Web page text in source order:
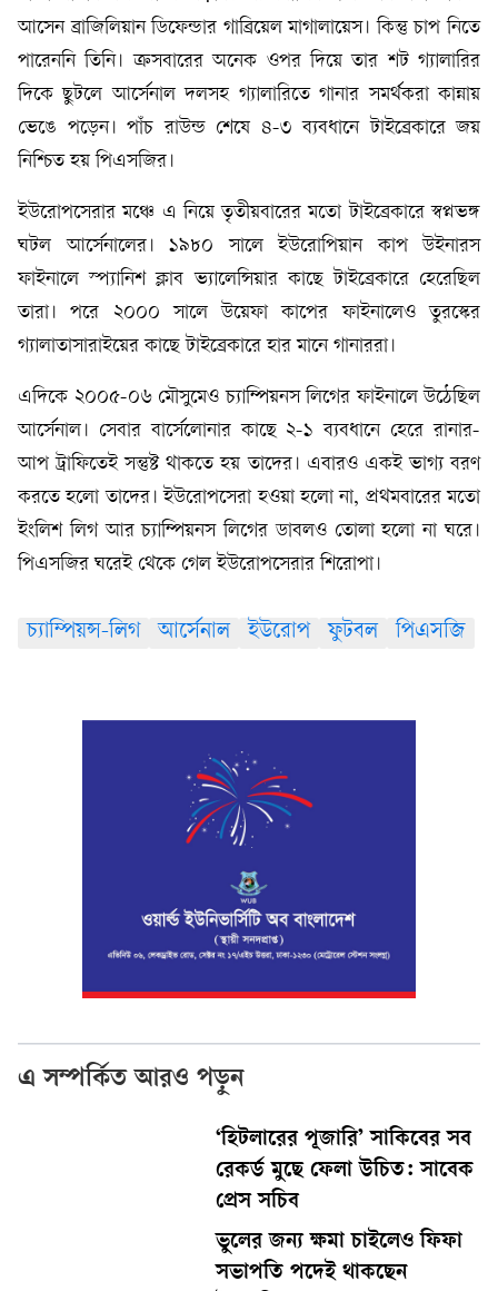
আসেন ব্রাজিলিয়ান ডিফেন্ডার গাব্রিয়েল মাগালায়েস। কিন্তু চাপ নিতে
পারেননি তিনি। ক্রসবারের অনেক ওপর দিয়ে তার শট গ্যালারির
দিকে ছুটলে আর্সেনাল দলসহ গ্যালারিতে গানার সমর্থকরা কান্নায়
ভেঙে পড়েন। পাঁচ রাউন্ড শেষে ৪-৩ ব্যবধানে টাইব্রেকারে জয়
নিশ্চিত হয় পিএসজির।
ইউরোপসেরার মঞ্চে এ নিয়ে তৃতীয়বারের মতো টাইব্রেকারে স্বপ্নভঙ্গ
ঘটল আর্সেনালের। ১৯৮০ সালে ইউরোপিয়ান কাপ উইনারস
ফাইনালে স্প্যানিশ ক্লাব ভ্যালেন্সিয়ার কাছে টাইব্রেকারে হেরেছিল
তারা। পরে ২০০০ সালে উয়েফা কাপের ফাইনালেও তুরস্কের
গ্যালাতাসারাইয়ের কাছে টাইব্রেকারে হার মানে গানাররা।
এদিকে ২০০৫-০৬ মৌসুমেও চ্যাম্পিয়নস লিগের ফাইনালে উঠেছিল
আর্সেনাল। সেবার বার্সেলোনার কাছে ২-১ ব্যবধানে হেরে রানার-
আপ ট্রাফিতেই সন্তুষ্ট থাকতে হয় তাদের। এবারও একই ভাগ্য বরণ
করতে হলো তাদের। ইউরোপসেরা হওয়া হলো না, প্রথমবারের মতো
ইংলিশ লিগ আর চ্যাম্পিয়নস লিগের ডাবলও তোলা হলো না ঘরে।
পিএসজির ঘরেই থেকে গেল ইউরোপসেরার শিরোপা।
চ্যাম্পিয়ন্স-লিগ আর্সেনাল ইউরোপ ফুটবল পিএসজি
এ সম্পর্কিত আরও পড়ুন
‘হিটলারের পূজারি’ সাকিবের সব
রেকর্ড মুছে ফেলা উচিত: সাবেক
প্রেস সচিব
ভুলের জন্য ক্ষমা চাইলেও ফিফা
সভাপতি পদেই থাকছেন